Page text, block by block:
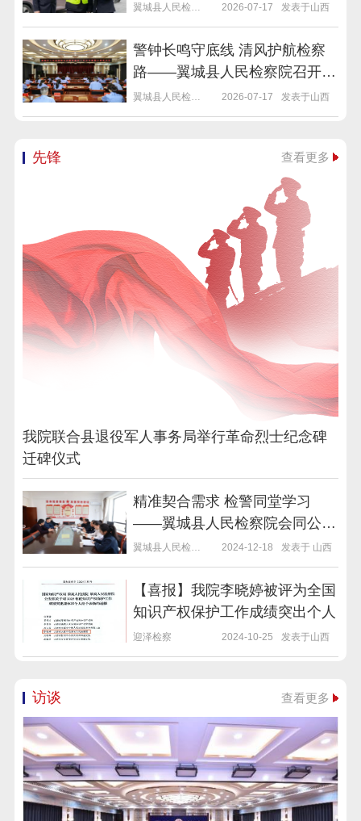
翼城县人民检察院 发表于山西
2026-07-17
警钟长鸣守底线 清风护航检察
路——翼城县人民检察院召开上
半年党风廉政建设工作会议暨警
示教育会议
发表于山西
2026-07-17
先锋 查看更多
我院联合县退役军人事务局举行革命烈士纪念碑
迁碑仪式
精准契合需求 检警同堂学习
——翼城县人民检察院会同公安
局赴大同市人民检察院和市中级
人民法院交流学习
翼城县人民检察院 发表于 山西
2024-12-18
【喜报】我院李晓婷被评为全国
知识产权保护工作成绩突出个人
迎泽检察 发表于山西
2024-10-25
访谈 查看更多